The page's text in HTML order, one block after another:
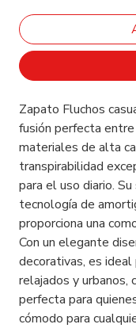
Zapato Fluchos
fusión perfecta
materiales de alta
transpirabilidad
para el uso diario.
tecnología de
proporciona una
Con un elegante
decorativas, es
relajados y urbanos,
perfecta para
cómodo para